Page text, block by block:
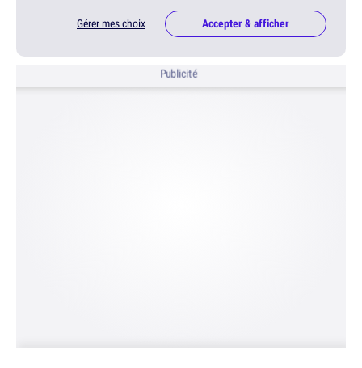
Gérer mes choix Accepter & afficher
Publicité